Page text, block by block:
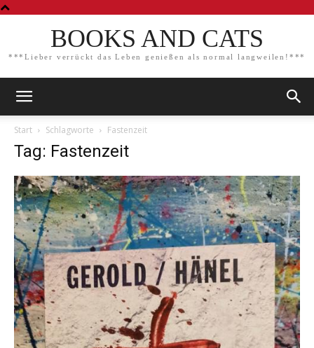
BOOKS AND CATS
***Lieber verrückt das Leben genießen als normal langweilen!***
Start Schlagworte Fastenzeit
Tag: Fastenzeit